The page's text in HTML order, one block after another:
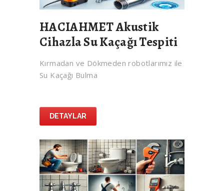
HACIAHMET Akustik
Cihazla Su Kaçağı Tespiti
Kırmadan ve Dökmeden robotlarımız ile
Su Kaçağı Bulma
DETAYLAR